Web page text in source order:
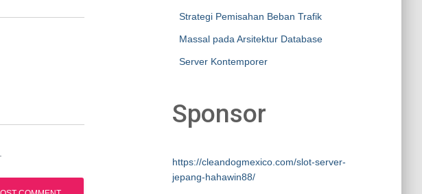
Strategi Pemisahan Beban Trafik
Massal pada Arsitektur Database
Server Kontemporer
Sponsor
https://cleandogmexico.com/slot-server-
jepang-hahawin88/